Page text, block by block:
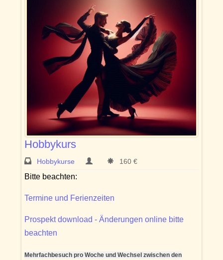
Hobbykurs
Hobbykurse 160 €
Bitte beachten:
Termine und Ferienzeiten
Prospekt download - Änderungen online bitte
beachten
Mehrfachbesuch pro Woche und Wechsel zwischen den